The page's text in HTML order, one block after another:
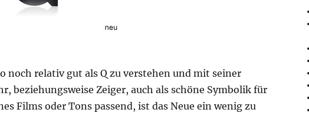
noch relativ gut als Q zu verstehen und mit seiner
beziehungsweise Zeiger, auch als schöne Symbolik für
Films oder Tons passend, ist das Neue ein wenig zu